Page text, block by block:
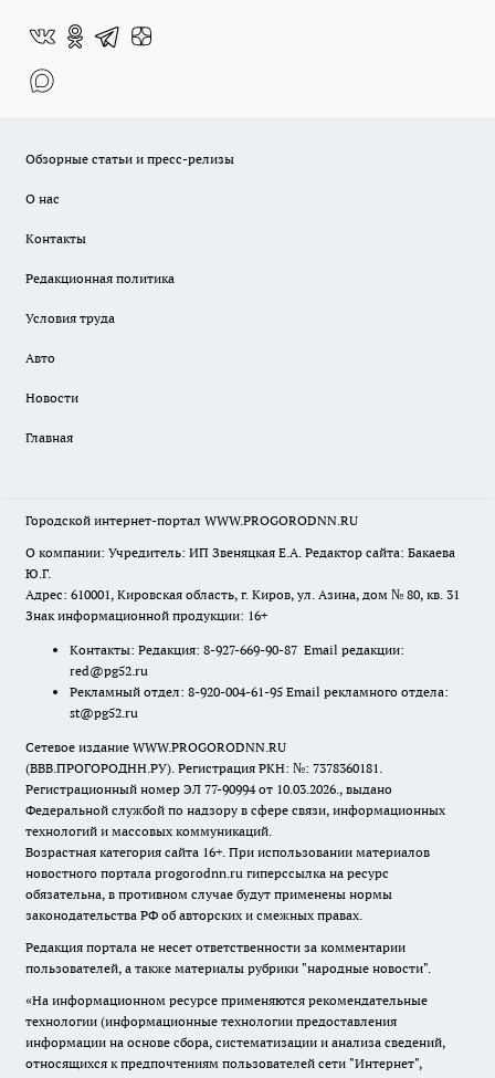
Обзорные статьи и пресс-релизы
О нас
Контакты
Редакционная политика
Условия труда
Авто
Новости
Главная
Городской интернет-портал WWW.PROGORODNN.RU
О компании: Учредитель: ИП Звеняцкая Е.А. Редактор сайта: Бакаева
Ю.Г.
Адрес: 610001, Кировская область, г. Киров, ул. Азина, дом № 80, кв. 31
Знак информационной продукции: 16+
Контакты: Редакция: 8-927-669-90-87 Email редакции:
red@pg52.ru
Рекламный отдел: 8-920-004-61-95 Email рекламного отдела:
st@pg52.ru
Сетевое издание WWW.PROGORODNN.RU
(ВВВ.ПРОГОРОДНН.РУ). Регистрация РКН: №: 7378360181.
Регистрационный номер ЭЛ 77-90994 от 10.03.2026., выдано
Федеральной службой по надзору в сфере связи, информационных
технологий и массовых коммуникаций.
Возрастная категория сайта 16+. При использовании материалов
новостного портала progorodnn.ru гиперссылка на ресурс
обязательна, в противном случае будут применены нормы
законодательства РФ об авторских и смежных правах.
Редакция портала не несет ответственности за комментарии
пользователей, а также материалы рубрики "народные новости".
«На информационном ресурсе применяются рекомендательные
технологии (информационные технологии предоставления
информации на основе сбора, систематизации и анализа сведений,
относящихся к предпочтениям пользователей сети "Интернет",